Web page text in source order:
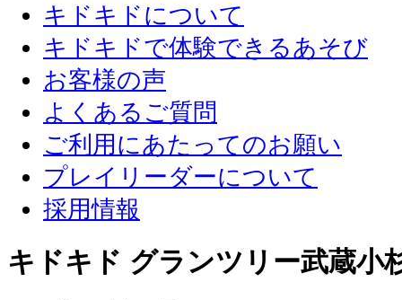
キドキドについて
キドキドで体験できるあそび
お客様の声
よくあるご質問
ご利用にあたってのお願い
プレイリーダーについて
採用情報
キドキド グランツリー武蔵小